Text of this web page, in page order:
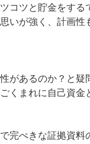
ツと貯金をする
いが強く、計画
があるのか？と
くまれに自己資金
完ぺきな証拠資